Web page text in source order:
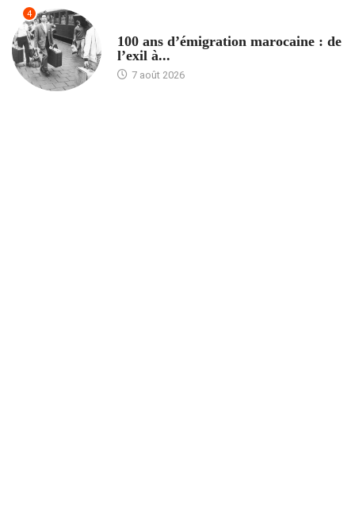
4
100 ans d’émigration marocaine : de
l’exil à...
7 août 2026